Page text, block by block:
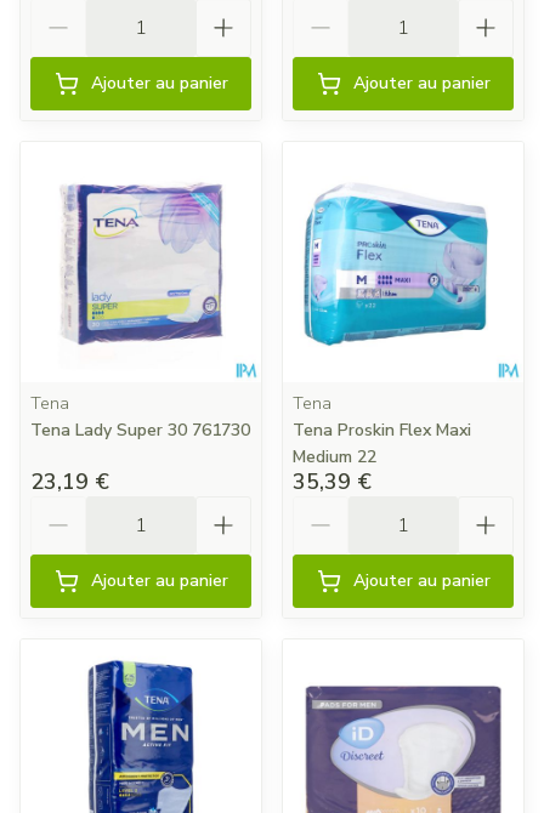
Ajouter au panier Ajouter au panier
Tena
Tena Lady Super 30 761730
23,19 €
Ajouter au panier
Tena
Tena Proskin Flex Maxi
Medium 22
35,39 €
Ajouter au panier